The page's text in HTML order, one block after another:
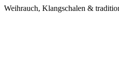
Weihrauch, Klangschalen &